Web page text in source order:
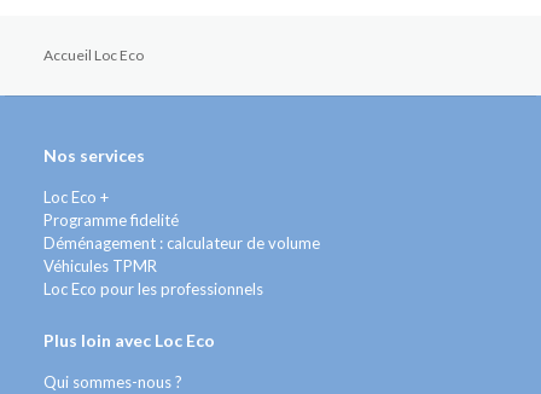
Accueil Loc Eco
Nos services
Loc Eco +
Programme fidelité
Déménagement : calculateur de volume
Véhicules TPMR
Loc Eco pour les professionnels
Plus loin avec Loc Eco
Qui sommes-nous ?